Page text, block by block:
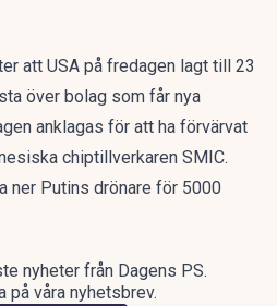
att USA på fredagen lagt till 23
över bolag som får nya
anklagas för att ha förvärvat
chiptillverkaren SMIC.
ner Putins drönare för 5000
nyheter från Dagens PS.
på våra nyhetsbrev.